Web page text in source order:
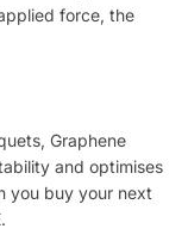
force, the
Graphene
and optimises
you buy your next